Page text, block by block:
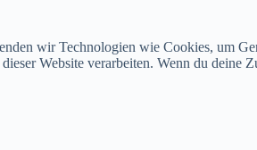
wir Technologien wie Cookies, um
Website verarbeiten. Wenn du